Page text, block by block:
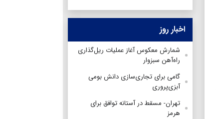
اخبار روز
شمارش معکوس آغاز عملیات ریل‌گذاری
راه‌آهن سبزوار
گامی برای تجاری‌سازی دانش بومی
آبزی‌پروری
تهران- مسقط در آستانه توافق برای
هرمز